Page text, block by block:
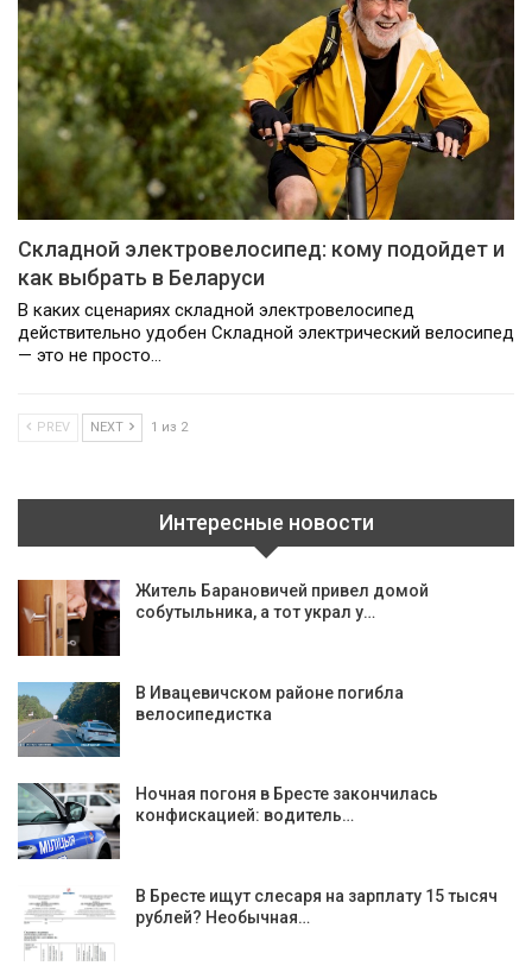
Складной электровелосипед: кому подойдет и
как выбрать в Беларуси
В каких сценариях складной электровелосипед
действительно удобен Складной электрический велосипед
— это не просто…
PREV NEXT 1 из 2
Интересные новости
Житель Барановичей привел домой
собутыльника, а тот украл у…
В Ивацевичском районе погибла
велосипедистка
Ночная погоня в Бресте закончилась
конфискацией: водитель…
В Бресте ищут слесаря на зарплату 15 тысяч
рублей? Необычная…